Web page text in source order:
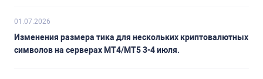
01.07.2026
Изменения размера тика для нескольких криптовалютных
символов на серверах MT4/MT5 3-4 июля.